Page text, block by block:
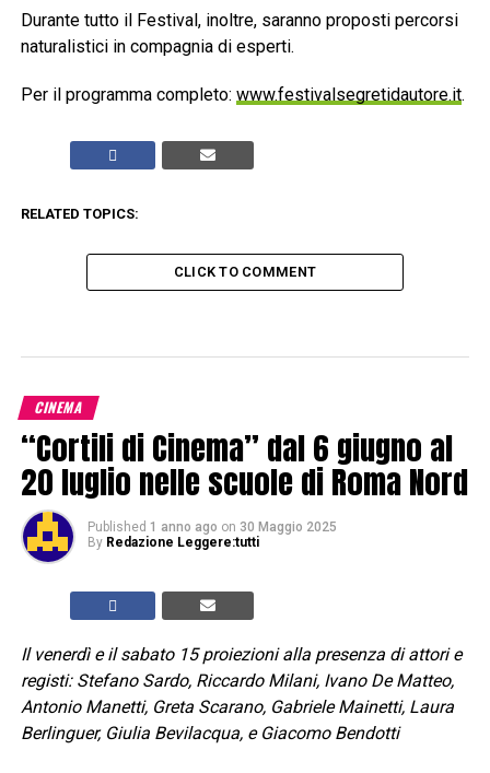
Durante tutto il Festival, inoltre, saranno proposti percorsi
naturalistici in compagnia di esperti.
Per il programma completo: www.festivalsegretidautore.it.
RELATED TOPICS:
CLICK TO COMMENT
CINEMA
“Cortili di Cinema” dal 6 giugno al
20 luglio nelle scuole di Roma Nord
Published 1 anno ago on 30 Maggio 2025
By Redazione Leggere:tutti
Il venerdì e il sabato 15 proiezioni alla presenza di attori e
registi: Stefano Sardo, Riccardo Milani, Ivano De Matteo,
Antonio Manetti, Greta Scarano, Gabriele Mainetti, Laura
Berlinguer, Giulia Bevilacqua, e Giacomo Bendotti